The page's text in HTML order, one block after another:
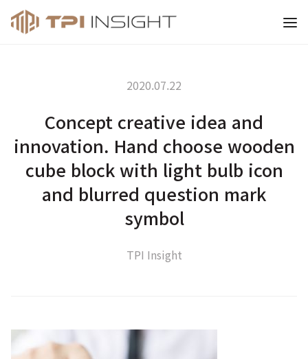
티피아이 인사이트
2020.07.22
Concept creative idea and
innovation. Hand choose wooden
cube block with light bulb icon
and blurred question mark
symbol
TPI Insight